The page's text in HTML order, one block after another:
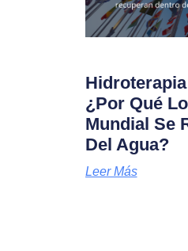
¿Por Qué
Mundial Se
Del Agua?
Leer Más